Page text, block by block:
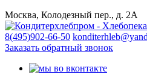
Москва, Колодезный пер., д. 2А
8(495)902-66-50
Заказать обратный звонок